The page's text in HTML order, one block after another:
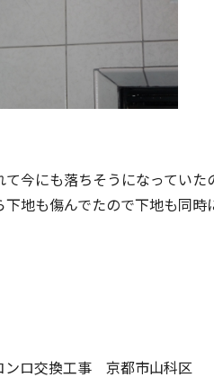
今にも落ちそうになっていた
下地も傷んでたので下地も同
ンロ交換工事 京都市山科区